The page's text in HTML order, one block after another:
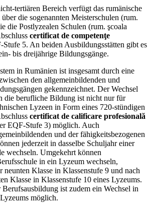
tertiären Bereich verfügt das rumänische
die sogenannten Meisterschulen (rum.
die Postlyzealen Schulen (rum. şcoala
certificat de competenţe
Stufe 5. An beiden Ausbildungsstätten gibt es
bis dreijährige Bildungsgänge.
in Rumänien ist insgesamt durch eine
den allgemeinbildenden und
gekennzeichnet. Der Wechsel
die berufliche Bildung ist nicht nur für
Lyzeen in Form eines 720-stündigen
certificat de calificare profesională
EQF-Stufe 3) möglich. Auch
und der fähigkeitsbezogenen
jederzeit in dasselbe Schuljahr einer
wechseln. Umgekehrt können
in ein Lyzeum wechseln,
neunten Klasse in Klassenstufe 9 und nach
Klasse in Klassenstufe 10 eines Lyzeums.
Berufsausbildung ist zudem ein Wechsel in
möglich.